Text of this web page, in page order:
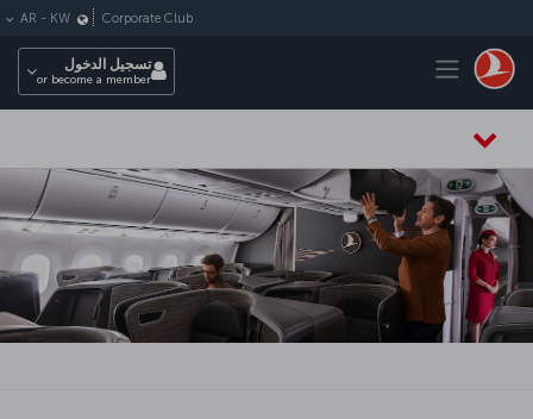
Toggle navigation
Corporate Club
AR - KW
تسجيل الدخول
or become a member